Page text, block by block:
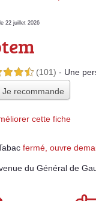
22 juillet 2026
sur 5 (101) - Une
Je recommande
cette fiche
fermé, ouvre
du Général de